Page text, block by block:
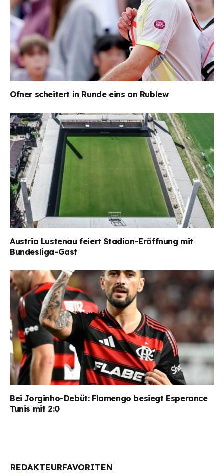
Ofner scheitert in Runde eins an Rublew
Austria Lustenau feiert Stadion-Eröffnung mit
Bundesliga-Gast
Bei Jorginho-Debüt: Flamengo besiegt Esperance
Tunis mit 2:0
REDAKTEURFAVORITEN